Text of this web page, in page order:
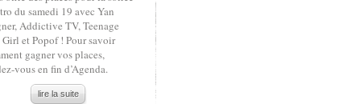
du samedi 19 avec Yan
Addictive TV, Teenage
et Popof ! Pour savoir
gagner vos places,
vous en fin d’Agenda.
lire la suite